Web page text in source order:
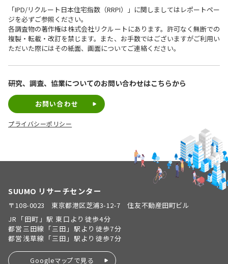
「IPD/リクルート日本住宅指数（RRPI）」に関しましてはレポートペー
ジを必ずご参照ください。
各調査物の著作権は株式会社リクルートにあります。許可なく無断での
複製・転載・改訂を禁じます。また、お手数ではございますがご利用い
ただいた際にはその紙面、画面についてご連絡ください。
研究、調査、協業についてのお問い合わせはこちらから
お問い合わせ
プライバシーポリシー
SUUMO リサーチセンター
〒108-0023 東京都港区芝浦3-12-7 住友不動産田町ビル
JR「田町」駅 東口より徒歩4分
都営三田線「三田」駅より徒歩7分
都営浅草線「三田」駅より徒歩7分
Googleマップで見る